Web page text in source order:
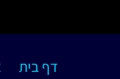
דף בית